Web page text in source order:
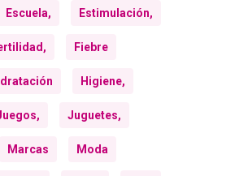
Escuela, Estimulación,
Fiebre
Higiene,
Juguetes,
Marcas Moda